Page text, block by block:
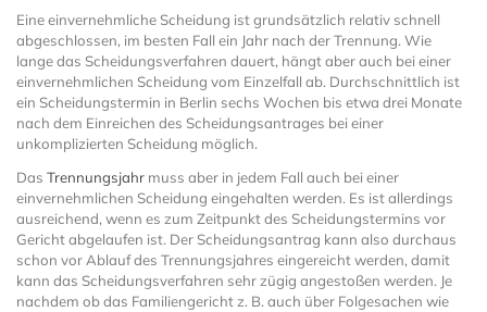
Eine einvernehmliche Scheidung ist grundsätzlich relativ schnell
abgeschlossen, im besten Fall ein Jahr nach der Trennung. Wie
lange das Scheidungsverfahren dauert, hängt aber auch bei einer
einvernehmlichen Scheidung vom Einzelfall ab. Durchschnittlich ist
ein Scheidungstermin in Berlin sechs Wochen bis etwa drei Monate
nach dem Einreichen des Scheidungsantrages bei einer
unkomplizierten Scheidung möglich.
Das Trennungsjahr muss aber in jedem Fall auch bei einer
einvernehmlichen Scheidung eingehalten werden. Es ist allerdings
ausreichend, wenn es zum Zeitpunkt des Scheidungstermins vor
Gericht abgelaufen ist. Der Scheidungsantrag kann also durchaus
schon vor Ablauf des Trennungsjahres eingereicht werden, damit
kann das Scheidungsverfahren sehr zügig angestoßen werden. Je
nachdem ob das Familiengericht z. B. auch über Folgesachen wie